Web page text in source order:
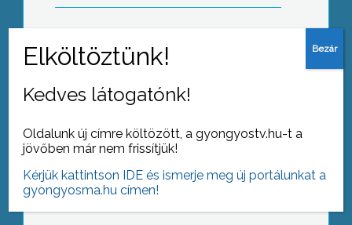
A közösségi közlekedés fejlesztése a
Ültess fát, hogyha mást nem, lombot
ád
Kedves látogatónk!
Oldalunk új címre költözött, a gyongyostv.hu-t a
jövőben már nem frissítjük!
Kérjük kattintson IDE és ismerje meg új portálunkat a
gyongyosma.hu címen!